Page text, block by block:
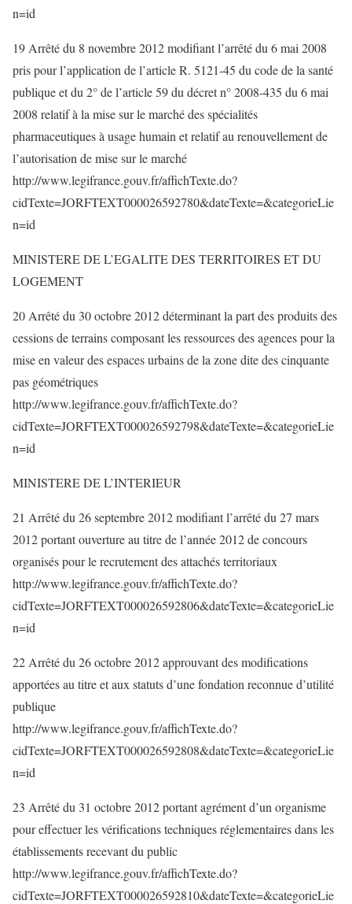
n=id
19 Arrêté du 8 novembre 2012 modifiant l’arrêté du 6 mai 2008
pris pour l’application de l’article R. 5121-45 du code de la santé
publique et du 2° de l’article 59 du décret n° 2008-435 du 6 mai
2008 relatif à la mise sur le marché des spécialités
pharmaceutiques à usage humain et relatif au renouvellement de
l’autorisation de mise sur le marché
http://www.legifrance.gouv.fr/affichTexte.do?
cidTexte=JORFTEXT000026592780&dateTexte=&categorieLie
n=id
MINISTERE DE L’EGALITE DES TERRITOIRES ET DU
LOGEMENT
20 Arrêté du 30 octobre 2012 déterminant la part des produits des
cessions de terrains composant les ressources des agences pour la
mise en valeur des espaces urbains de la zone dite des cinquante
pas géométriques
http://www.legifrance.gouv.fr/affichTexte.do?
cidTexte=JORFTEXT000026592798&dateTexte=&categorieLie
n=id
MINISTERE DE L’INTERIEUR
21 Arrêté du 26 septembre 2012 modifiant l’arrêté du 27 mars
2012 portant ouverture au titre de l’année 2012 de concours
organisés pour le recrutement des attachés territoriaux
http://www.legifrance.gouv.fr/affichTexte.do?
cidTexte=JORFTEXT000026592806&dateTexte=&categorieLie
n=id
22 Arrêté du 26 octobre 2012 approuvant des modifications
apportées au titre et aux statuts d’une fondation reconnue d’utilité
publique
http://www.legifrance.gouv.fr/affichTexte.do?
cidTexte=JORFTEXT000026592808&dateTexte=&categorieLie
n=id
23 Arrêté du 31 octobre 2012 portant agrément d’un organisme
pour effectuer les vérifications techniques réglementaires dans les
établissements recevant du public
http://www.legifrance.gouv.fr/affichTexte.do?
cidTexte=JORFTEXT000026592810&dateTexte=&categorieLie